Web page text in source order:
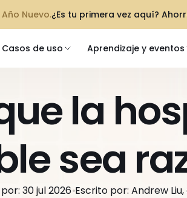
la
sea
30 jul 2026 Escrito por: Andrew
Nuevo.¿Es tu primera vez aquí?
Casos de uso Aprendizaje y eventos